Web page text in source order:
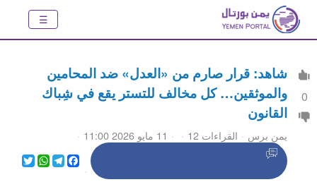
0
شاهد: قرار صارم من «العدل» ضد المحامين
والموثقين… كل مخالف للتستر يقع في شِباك
القانون
يمن برس القراءات 12
11 مايو 2026 11:00
Twitter
WhatsApp
Telegram
Facebook